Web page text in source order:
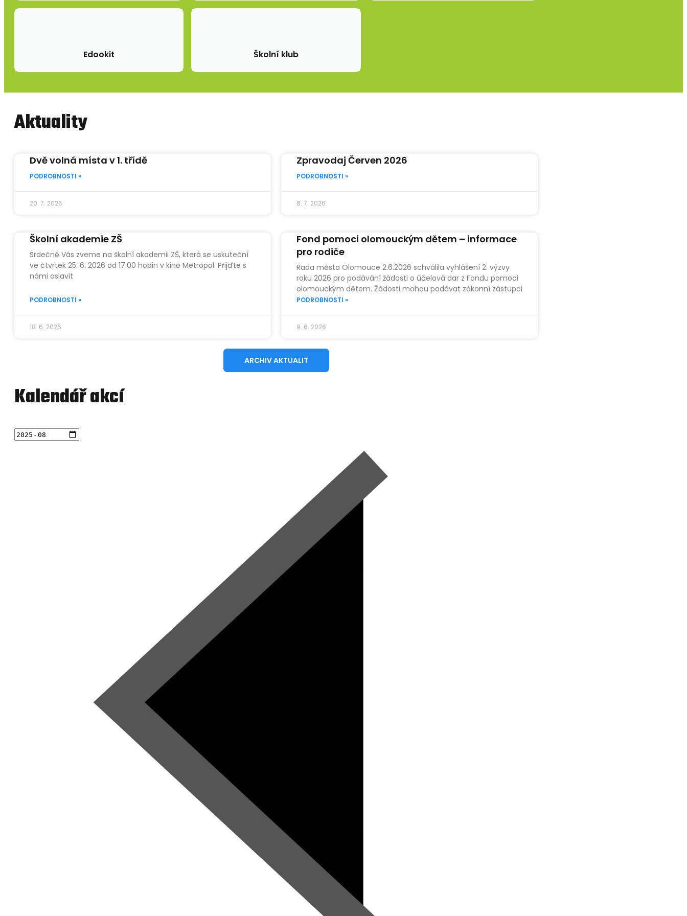
Edookit Školní klub
Aktuality
Dvě volná místa v 1. třídě
PODROBNOSTI »
20. 7. 2026
Zpravodaj Červen 2026
PODROBNOSTI »
8. 7. 2026
Školní akademie ZŠ
Srdečně Vás zveme na školní akademii ZŠ, která se uskuteční
ve čtvrtek 25. 6. 2026 od 17:00 hodin v kině Metropol. Přijďte s
námi oslavit
PODROBNOSTI »
18. 6. 2026
Fond pomoci olomouckým dětem – informace
pro rodiče
Rada města Olomouce 2.6.2026 schválila vyhlášení 2. výzvy
roku 2026 pro podávání žádosti o účelová dar z Fondu pomoci
olomouckým dětem. Žádosti mohou podávat zákonní zástupci
PODROBNOSTI »
9. 6. 2026
ARCHIV AKTUALIT
Kalendář akcí